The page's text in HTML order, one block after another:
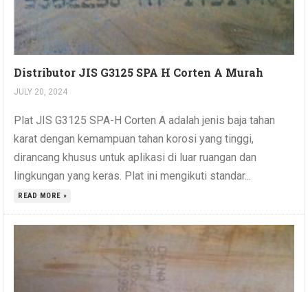
Distributor JIS G3125 SPA H Corten A Murah
JULY 20, 2024
Plat JIS G3125 SPA-H Corten A adalah jenis baja tahan
karat dengan kemampuan tahan korosi yang tinggi,
dirancang khusus untuk aplikasi di luar ruangan dan
lingkungan yang keras. Plat ini mengikuti standar...
READ MORE »